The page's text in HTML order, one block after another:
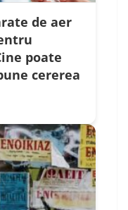
de aer
poate
cererea